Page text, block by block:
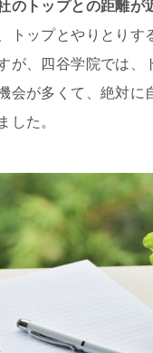
のトップとの距離が
トップとやりとりす
が、四谷学院では、
会が多くて、絶対に
した。